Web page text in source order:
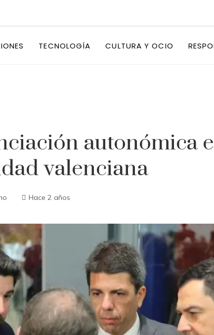
TECNOLOGÍA CULTURA Y OCIO
autonómica
valenciana
Hace 2 años